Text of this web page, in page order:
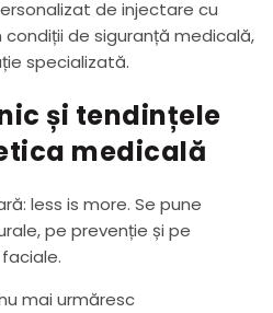
de injectare cu
de siguranță medicală,
specializată.
și tendințele
medicală
less is more. Se pune
pe prevenție și pe
mai urmăresc